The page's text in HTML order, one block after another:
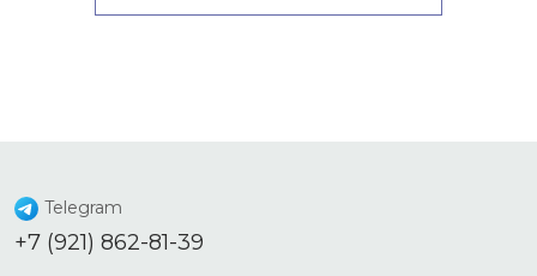
Telegram
+7 (921) 862-81-39